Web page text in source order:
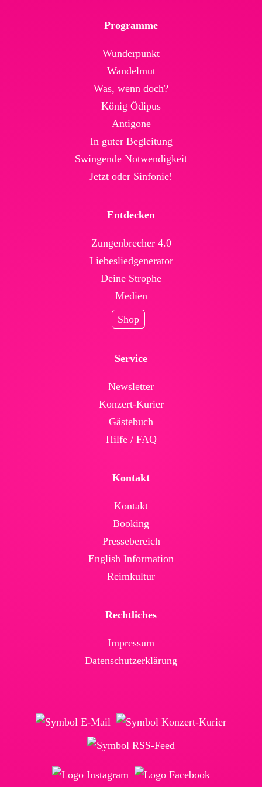
Programme
Wunderpunkt
Wandelmut
Was, wenn doch?
König Ödipus
Antigone
In guter Begleitung
Swingende Not­wendig­keit
Jetzt oder Sinfonie!
Entdecken
Zungenbrecher 4.0
Liebesliedgenerator
Deine Strophe
Medien
Shop
Service
News­letter
Konzert-Kurier
Gäste­buch
Hilfe / FAQ
Kontakt
Kontakt
Booking
Presse­bereich
English Infor­mation
Reimkultur
Rechtliches
Impressum
Daten­schutz­erklärung